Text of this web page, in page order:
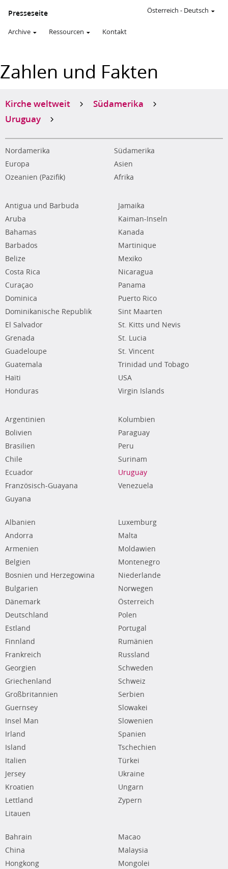
Presseseite
Archive Ressourcen Kontakt
Österreich - Deutsch
Zahlen und Fakten
Kirche weltweit
Südamerika
Uruguay
Nordamerika
Südamerika
Europa
Asien
Ozeanien (Pazifik)
Afrika
Antigua und Barbuda
Aruba
Bahamas
Barbados
Belize
Costa Rica
Curaçao
Dominica
Dominikanische Republik
El Salvador
Grenada
Guadeloupe
Guatemala
Haïti
Honduras
Jamaika
Kaiman-Inseln
Kanada
Martinique
Mexiko
Nicaragua
Panama
Puerto Rico
Sint Maarten
St. Kitts und Nevis
St. Lucia
St. Vincent
Trinidad und Tobago
USA
Virgin Islands
Argentinien
Bolivien
Brasilien
Chile
Ecuador
Französisch-Guayana
Guyana
Kolumbien
Paraguay
Peru
Surinam
Uruguay
Venezuela
Albanien
Andorra
Armenien
Belgien
Bosnien und Herzegowina
Bulgarien
Dänemark
Deutschland
Estland
Finnland
Frankreich
Georgien
Griechenland
Großbritannien
Guernsey
Insel Man
Irland
Island
Italien
Jersey
Kroatien
Lettland
Litauen
Luxemburg
Malta
Moldawien
Montenegro
Niederlande
Norwegen
Österreich
Polen
Portugal
Rumänien
Russland
Schweden
Schweiz
Serbien
Slowakei
Slowenien
Spanien
Tschechien
Türkei
Ukraine
Ungarn
Zypern
Bahrain
China
Hongkong
Macao
Malaysia
Mongolei